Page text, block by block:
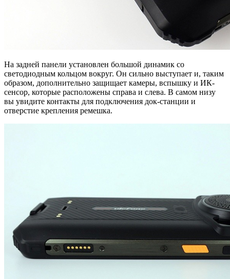
На задней панели установлен большой динамик со
светодиодным кольцом вокруг. Он сильно выступает и, таким
образом, дополнительно защищает камеры, вспышку и ИК-
сенсор, которые расположены справа и слева. В самом низу
вы увидите контакты для подключения док-станции и
отверстие крепления ремешка.